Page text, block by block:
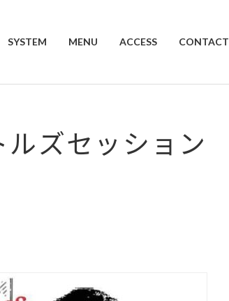
SYSTEM MENU ACCESS CONTACT
ルズセッション